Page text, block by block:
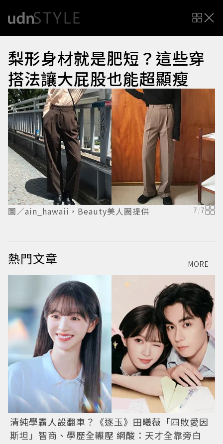
梨形身材就是肥短？這些穿
搭法讓大屁股也能超顯瘦
圖／ain_hawaii，Beauty美人圈提供 7 /7
熱門文章 MORE
清純學霸人設翻車？《逐玉》田曦薇「四敗愛因
斯坦」智商、學歷全輾壓 網酸：天才全靠旁白